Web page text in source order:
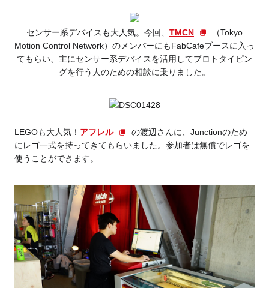
センサー系デバイスも大人気。今回、 TMCN
（Tokyo
Motion Control Network）のメンバーにもFabCafeブースに入っ
てもらい、主にセンサー系デバイスを活用してプロトタイピン
グを行う人のための相談に乗りました。
LEGOも大人気！ アフレル
の渡辺さんに、Junctionのため
にレゴ一式を持ってきてもらいました。参加者は無償でレゴを
使うことができます。